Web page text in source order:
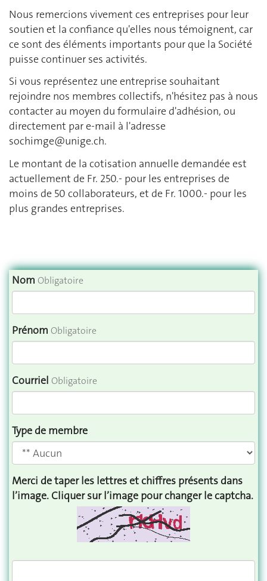
Nous remercions vivement ces entreprises pour leur
soutien et la confiance qu'elles nous témoignent, car
ce sont des éléments importants pour que la Société
puisse continuer ses activités.
Si vous représentez une entreprise souhaitant
rejoindre nos membres collectifs, n'hésitez pas à nous
contacter au moyen du formulaire d'adhésion, ou
directement par e-mail à l'adresse
sochimge@unige.ch.
Le montant de la cotisation annuelle demandée est
actuellement de Fr. 250.- pour les entreprises de
moins de 50 collaborateurs, et de Fr. 1000.- pour les
plus grandes entreprises.
Nom Obligatoire
Prénom Obligatoire
Courriel Obligatoire
Type de membre
Merci de taper les lettres et chiffres présents dans
l’image. Cliquer sur l’image pour changer le captcha.